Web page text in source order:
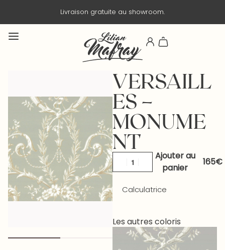
gratuite au showroom.
VERSAILL
ES –
MONUME
NT
Ajouter au
panier
Calculatrice
Les autres coloris